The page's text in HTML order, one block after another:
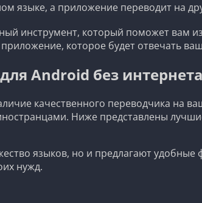
языке, а приложение переводит на
инструмент, который поможет вам
которое будет отвечать
Android без интернета
качественного переводчика на
Ниже представлены
языков, но и предлагают удобные
нужд.